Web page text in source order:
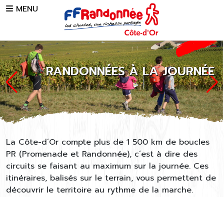
Skip to main content
MENU
RANDONNÉES À LA JOURNÉE
La Côte-d’Or compte plus de 1 500 km de boucles
PR (Promenade et Randonnée), c’est à dire des
circuits se faisant au maximum sur la journée. Ces
itinéraires, balisés sur le terrain, vous permettent de
découvrir le territoire au rythme de la marche.